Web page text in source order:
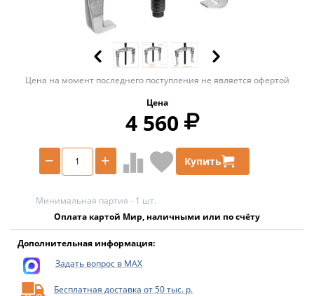
Цена на момент последнего поступления не является офертой
Цена
4 560
+
− Купить
Минимальная партия - 1 шт.
Оплата картой Мир, наличными или по счёту
Дополнительная информация:
Задать вопрос в MAX
Бесплатная доставка от 50 тыс. р.